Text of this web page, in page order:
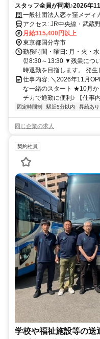
スタッフ全員が同期♪2026年
一般社団法人恋ヶ窪メディ
寺駅前院)
アクセス: JR中央線・武蔵野線「西国分寺駅」より徒歩約5分 西武国
分寺線「恋ヶ窪駅」より徒
より徒歩約20分
月給315,400円以上
東京都国分寺市
勤務時間・曜日: 月・火・
⏰8:30～13:30 ▼残業につ
時退勤を目指します。 発生
仕事内容: ＼2026年11月
な一緒のスタート ★10月
チカで通勤に便利♪ 【仕事
固定時間制 駅近5分以内 昇給あり
同じ企業の求人
契約社員
学校や福祉施設等の送